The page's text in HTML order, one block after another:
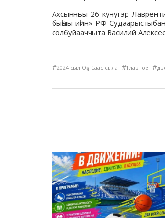
Ахсынньы 26 күнүгэр
быһыы иһин» РФ
солбуйааччыта Василий
#2024 сыл Оҕо Саас сыла #Главное #